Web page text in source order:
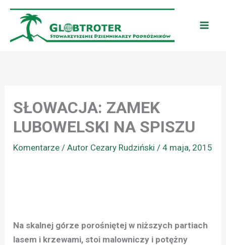
Przejdź
treści
SŁOWACJA: ZAMEK
LUBOWELSKI NA SPISZU
Komentarze / Autor Cezary Rudziński/4 maja, 2015
Na skalnej górze porośniętej w niższych partiach
lasem i krzewami, stoi malowniczy i potężny